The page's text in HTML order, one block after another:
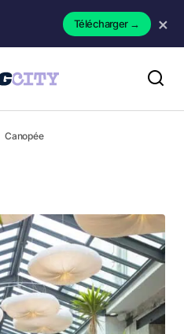
Télécharger→ ×
Canopée